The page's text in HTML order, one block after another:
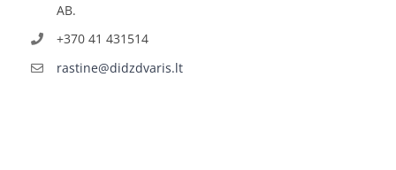
AB.
+370 41 431514
rastine@didzdvaris.lt